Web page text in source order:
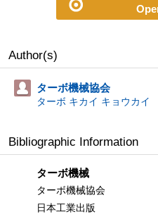
Author(s)
ターボ機械協会
ターボ キカイ キョウカイ
Bibliographic Information
ターボ機械
ターボ機械協会
日本工業出版